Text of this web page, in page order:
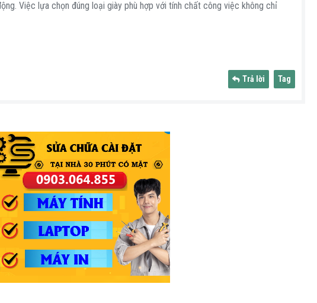
Việc lựa chọn đúng loại giày phù hợp với tính chất công việc không chỉ
Trả lời Tag